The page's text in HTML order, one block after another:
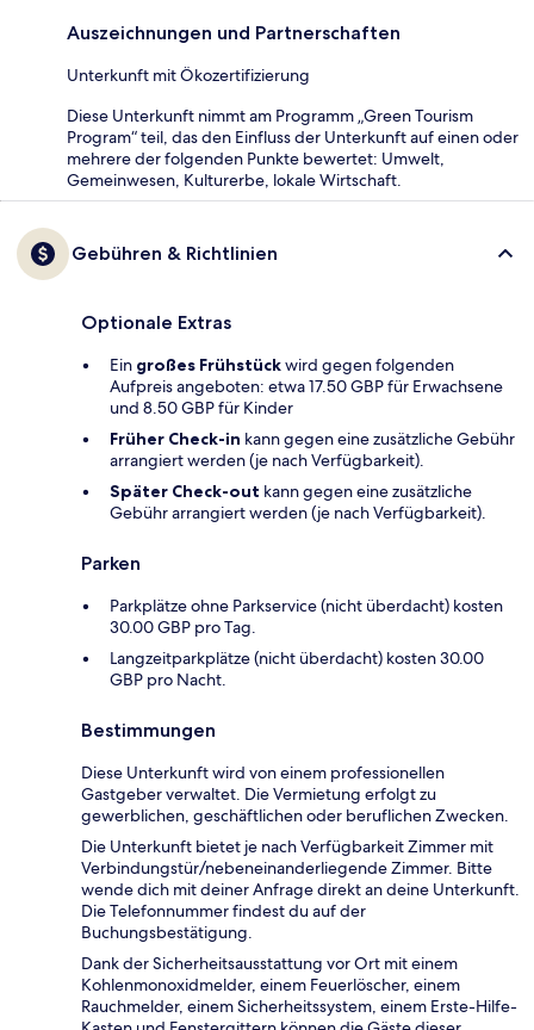
Auszeichnungen und Partnerschaften
Unterkunft mit Ökozertifizierung
Diese Unterkunft nimmt am Programm „Green Tourism
Program“ teil, das den Einfluss der Unterkunft auf einen oder
mehrere der folgenden Punkte bewertet: Umwelt,
Gemeinwesen, Kulturerbe, lokale Wirtschaft.
Gebühren & Richtlinien
Optionale Extras
Ein großes Frühstückwird gegen folgenden
Aufpreis angeboten: etwa 17.50 GBP für Erwachsene
und 8.50 GBP für Kinder
Früher Check-in kann gegen eine zusätzliche Gebühr
arrangiert werden (je nach Verfügbarkeit).
Später Check-out kann gegen eine zusätzliche
Gebühr arrangiert werden (je nach Verfügbarkeit).
Parken
Parkplätze ohne Parkservice (nicht überdacht) kosten
30.00 GBP pro Tag.
Langzeitparkplätze (nicht überdacht) kosten 30.00
GBP pro Nacht.
Bestimmungen
Diese Unterkunft wird von einem professionellen
Gastgeber verwaltet. Die Vermietung erfolgt zu
gewerblichen, geschäftlichen oder beruflichen Zwecken.
Die Unterkunft bietet je nach Verfügbarkeit Zimmer mit
Verbindungstür/nebeneinanderliegende Zimmer. Bitte
wende dich mit deiner Anfrage direkt an deine Unterkunft.
Die Telefonnummer findest du auf der
Buchungsbestätigung.
Dank der Sicherheitsausstattung vor Ort mit einem
Kohlenmonoxidmelder, einem Feuerlöscher, einem
Rauchmelder, einem Sicherheitssystem, einem Erste-Hilfe-